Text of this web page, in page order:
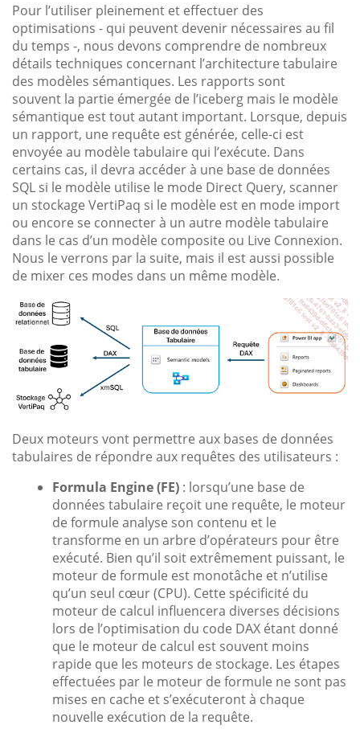
Pour l’utiliser pleinement et effectuer des
optimisations - qui peuvent devenir nécessaires au fil
du temps -, nous devons comprendre de nombreux
détails techniques concernant l’architecture tabulaire
des modèles sémantiques. Les rapports sont
souvent la partie émergée de l’iceberg mais le modèle
sémantique est tout autant important. Lorsque, depuis
un rapport, une requête est générée, celle-ci est
envoyée au modèle tabulaire qui l’exécute. Dans
certains cas, il devra accéder à une base de données
SQL si le modèle utilise le mode Direct Query, scanner
un stockage VertiPaq si le modèle est en mode import
ou encore se connecter à un autre modèle tabulaire
dans le cas d’un modèle composite ou Live Connexion.
Nous le verrons par la suite, mais il est aussi possible
de mixer ces modes dans un même modèle.
Deux moteurs vont permettre aux bases de données
tabulaires de répondre aux requêtes des utilisateurs :
Formula Engine (FE) : lorsqu’une base de
données tabulaire reçoit une requête, le moteur
de formule analyse son contenu et le
transforme en un arbre d’opérateurs pour être
exécuté. Bien qu’il soit extrêmement puissant, le
moteur de formule est monotâche et n’utilise
qu’un seul cœur (CPU). Cette spécificité du
moteur de calcul influencera diverses décisions
lors de l’optimisation du code DAX étant donné
que le moteur de calcul est souvent moins
rapide que les moteurs de stockage. Les étapes
effectuées par le moteur de formule ne sont pas
mises en cache et s’exécuteront à chaque
nouvelle exécution de la requête.